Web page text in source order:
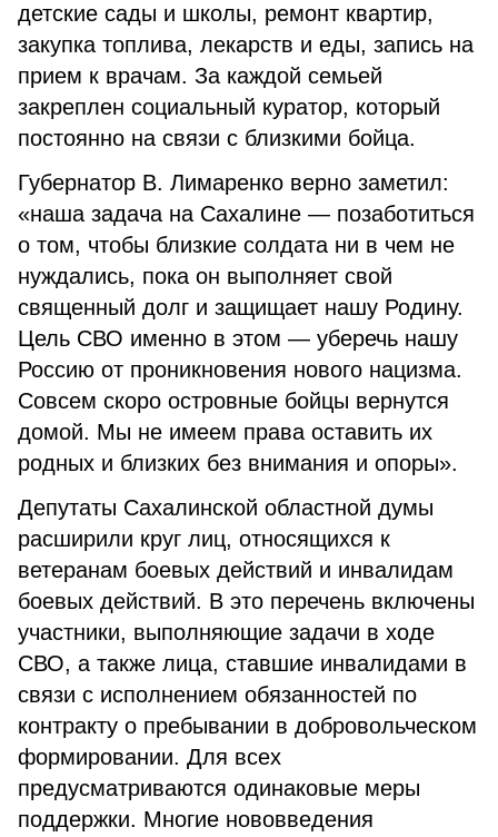
детские сады и школы, ремонт квартир,
закупка топлива, лекарств и еды, запись на
прием к врачам. За каждой семьей
закреплен социальный куратор, который
постоянно на связи с близкими бойца.
Губернатор В. Лимаренко верно заметил:
«наша задача на Сахалине — позаботиться
о том, чтобы близкие солдата ни в чем не
нуждались, пока он выполняет свой
священный долг и защищает нашу Родину.
Цель СВО именно в этом — уберечь нашу
Россию от проникновения нового нацизма.
Совсем скоро островные бойцы вернутся
домой. Мы не имеем права оставить их
родных и близких без внимания и опоры».
Депутаты Сахалинской областной думы
расширили круг лиц, относящихся к
ветеранам боевых действий и инвалидам
боевых действий. В это перечень включены
участники, выполняющие задачи в ходе
СВО, а также лица, ставшие инвалидами в
связи с исполнением обязанностей по
контракту о пребывании в добровольческом
формировании. Для всех
предусматриваются одинаковые меры
поддержки. Многие нововведения